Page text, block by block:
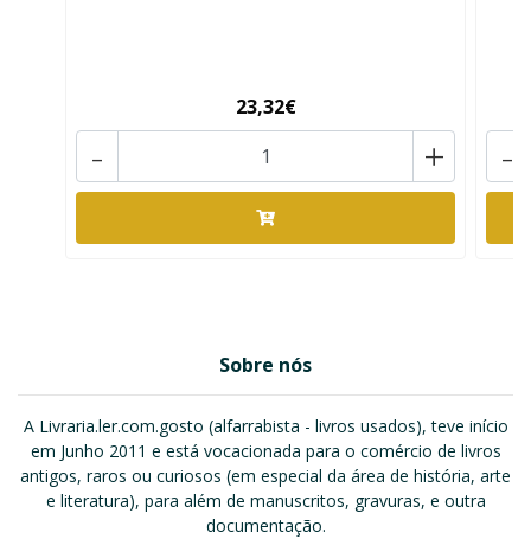
23,32€
+
- -
Sobre nós
A Livraria.ler.com.gosto (alfarrabista - livros usados), teve início
em Junho 2011 e está vocacionada para o comércio de livros
antigos, raros ou curiosos (em especial da área de história, arte
e literatura), para além de manuscritos, gravuras, e outra
documentação.